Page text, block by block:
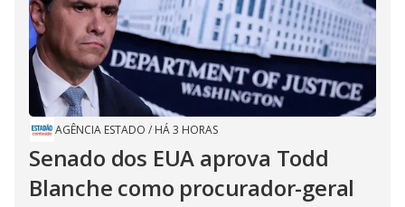
AGÊNCIA ESTADO / HÁ 3 HORAS
Senado dos EUA aprova Todd
Blanche como procurador-geral